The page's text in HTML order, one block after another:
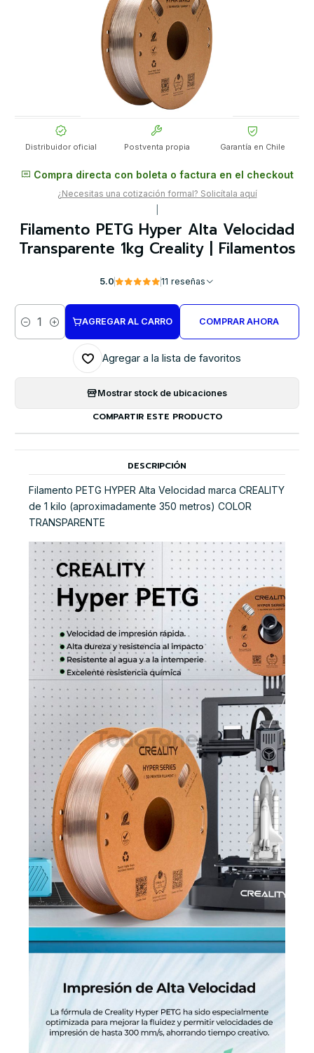
Distribuidor oficial Postventa propia Garantía en Chile
Compra directa con boleta o factura en el checkout
¿Necesitas una cotización formal? Solicítala aquí
Filamento PETG Hyper Alta Velocidad
Transparente 1kg Creality | Filamentos
5.0 11 reseñas
Cantidad
AGREGAR AL CARRO COMPRAR AHORA
Agregar a la lista de favoritos
Mostrar stock de ubicaciones
COMPARTIR ESTE PRODUCTO
DESCRIPCIÓN
Filamento PETG HYPER Alta Velocidad marca CREALITY
de 1 kilo (aproximadamente 350 metros) COLOR
TRANSPARENTE